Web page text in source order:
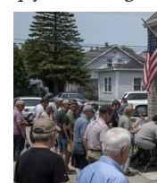
Pháp luật
Vụ án
Tin nóng
Tư vấn luật